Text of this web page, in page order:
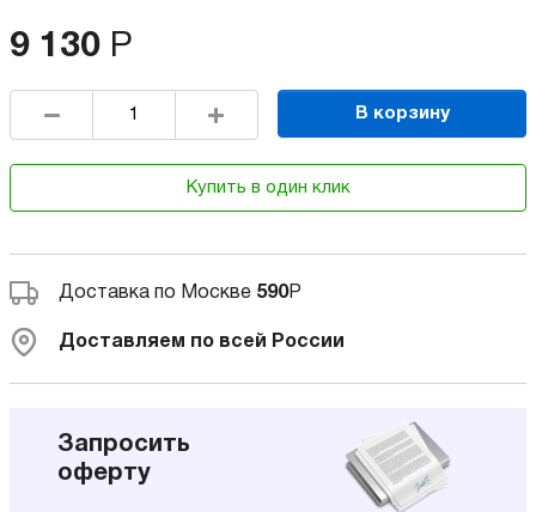
9 130 Р
В корзину
Купить в один клик
Доставка по Москве 590Р
Доставляем по всей России
Запросить
оферту